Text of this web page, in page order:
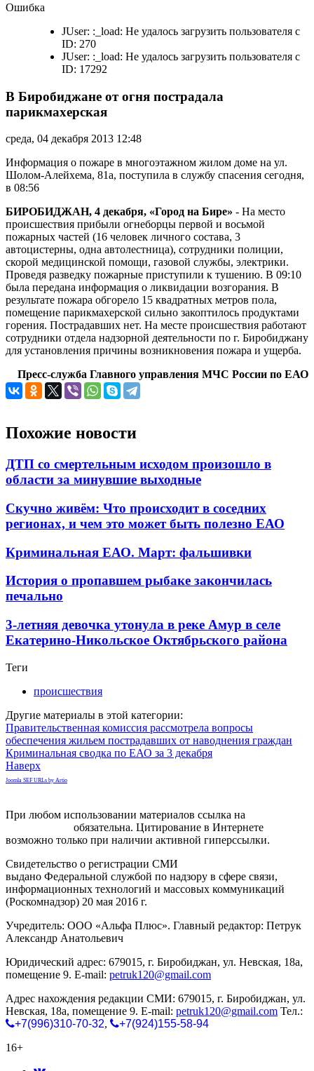
Биробиджане
огня
пострадала
парикмахерская
Ошибка
JUser: :_load: Не удалось загрузить пользователя с
ID: 270
JUser: :_load: Не удалось загрузить пользователя с
ID: 17292
В Биробиджане от огня пострадала
парикмахерская
среда, 04 декабря 2013 12:48
Информация о пожаре в многоэтажном жилом доме на ул.
Шолом-Алейхема, 81а, поступила в службу спасения сегодня,
в 08:56
БИРОБИДЖАН, 4 декабря, «Город на Бире» - На место
происшествия прибыли огнеборцы первой и восьмой
пожарных частей (16 человек личного состава, 3
автоцистерны, одна автолестница), сотрудники полиции,
скорой медицинской помощи, газовой службы, электрики.
Проведя разведку пожарные приступили к тушению. В 09:10
была передана информация о ликвидации возгорания. В
результате пожара обгорело 15 квадратных метров пола,
помещение парикмахерской сильно закоптилось продуктами
горения. Пострадавших нет. На месте происшествия работают
сотрудники отдела надзорной деятельности по г. Биробиджану
для установления причины возникновения пожара и ущерба.
Пресс-служба Главного управления МЧС России по ЕАО
Похожие новости
ДТП со смертельным исходом произошло в
области за минувшие выходные
Скучно живём: Что происходит в соседних
регионах, и чем это может быть полезно ЕАО
Криминальная ЕАО. Март: фальшивки
История о пропавшем рыбаке закончилась
печально
3-летняя девочка утонула в реке Амур в селе
Екатерино-Никольское Октябрьского района
Теги
происшествия
Другие материалы в этой категории:
Правительственная комиссия рассмотрела вопросы
обеспечения жильем пострадавших от наводнения граждан
Криминальная сводка по ЕАО за 3 декабря
Наверх
Joomla SEF URLs by Artio
При любом использовании материалов ссылка на
обязательна. Цитирование в Интернете
возможно только при наличии активной гиперссылки.
Свидетельство о регистрации СМИ
выдано Федеральной службой по надзору в сфере связи,
информационных технологий и массовых коммуникаций
(Роскомнадзор) 20 мая 2016 г.
Учредитель: ООО «Альфа Плюс». Главный редактор: Петрук
Александр Анатольевич
Юридический адрес: 679015, г. Биробиджан, ул. Невская, 18а,
помещение 9. E-mail: petruk120@gmail.com
Адрес нахождения редакции СМИ: 679015, г. Биробиджан, ул.
Невская, 18а, помещение 9. E-mail: petruk120@gmail.com Тел.:
+7(996)310-70-32,
+7(924)155-58-94
16+